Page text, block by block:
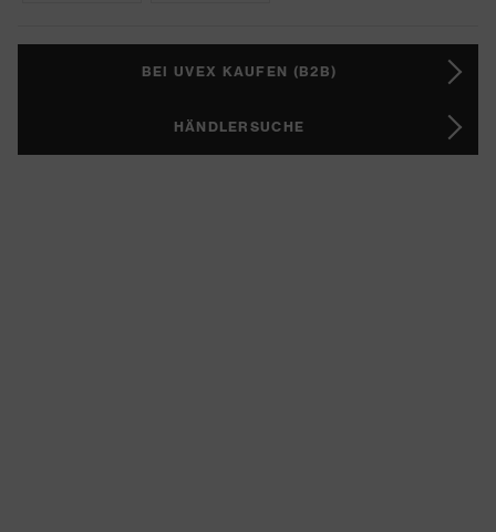
BEI UVEX KAUFEN (B2B)
HÄNDLERSUCHE